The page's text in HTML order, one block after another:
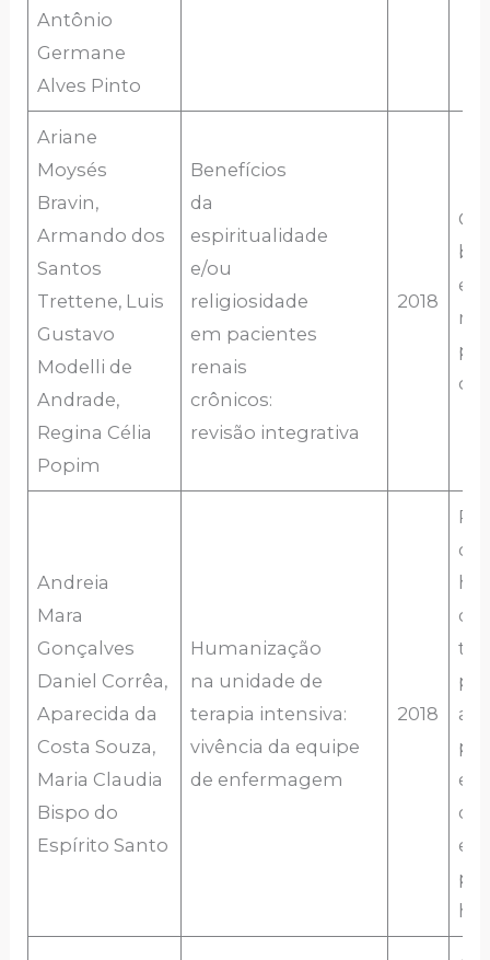
Antônio
Germane
Alves Pinto
Ariane
Moysés
Bravin,
Armando dos
Santos
Trettene, Luis
Gustavo
Modelli de
Andrade,
Regina Célia
Popim
Benefícios
da
espiritualidade
e/ou
religiosidade
em pacientes
renais
crônicos:
revisão integrativa
2018
Andreia
Mara
Gonçalves
Daniel Corrêa,
Aparecida da
Costa Souza,
Maria Claudia
Bispo do
Espírito Santo
Humanização
na unidade de
terapia intensiva:
vivência da equipe
de enfermagem
2018
a
e